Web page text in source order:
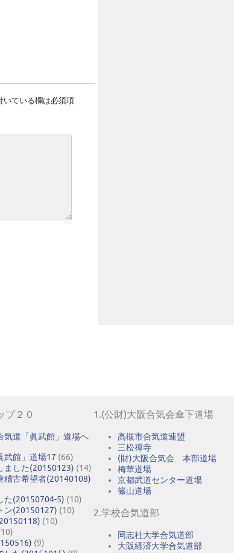
いている欄は必須項
プ２０
気道「眞武館」道場へ
武館」道場17 (66)
ました(20150123) (14)
稽古希望者(20140108)
た(20150704-5) (10)
ン(20150127) (10)
(10)
(9)
1.(公財)大阪合気会傘下道場
高槻市合気道連盟
三松禪寺
(財)大阪合気会 本部道場
梅華道場
京都武道センター道場
篠山道場
2.学校合気道部
同志社大学合気道部
大阪経済大学合気道部